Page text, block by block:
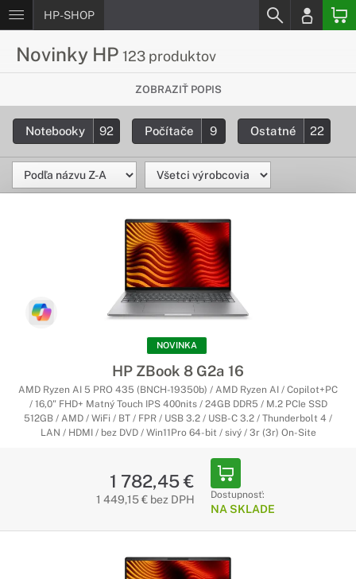
HP-SHOP
Novinky HP 123 produktov
Pozri si najnovšie produkty v našej
ponuke
Zaujímajú ťa nové produkty HP? Tu nájdeš novinky spomedzi
produktov HP, nové modely, technológie a zaujímavosti.
ZOBRAZIŤ POPIS
Notebooky 92 Počítače 9 Ostatné 22
NOVINKA
HP ZBook 8 G2a 16
AMD Ryzen AI 5 PRO 435 (BNCH-19350b) / AMD Ryzen AI / Copilot+PC
/ 16,0" FHD+ Matný Touch IPS 400nits / 24GB DDR5 / M.2 PCIe SSD
512GB / AMD / WiFi / BT / FPR / USB 3.2 / USB-C 3.2 / Thunderbolt 4 /
LAN / HDMI / bez DVD / Win11Pro 64-bit / sivý / 3r (3r) On-Site
1 782,45 €
1 449,15 € bez DPH Dostupnosť:
NA SKLADE